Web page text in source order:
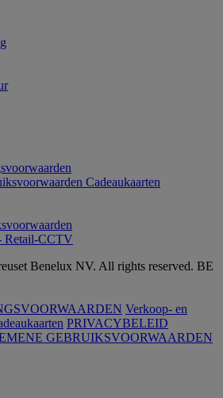
Cadeaukaarten
Retail-CCTV
Benelux NV. All rights reserved. BE
Verkoop- en
PRIVACYBELEID
GEBRUIKSVOORWAARDEN